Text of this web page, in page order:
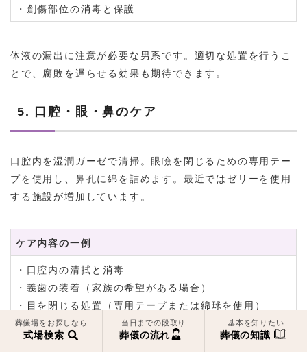
・創傷部位の消毒と保護
体液の漏出に注意が必要な男系です。適切な処置を行うこ
とで、腐敗を遅らせる効果も期待できます。
5. 口腔・眼・鼻のケア
口腔内を湿潤ガーゼで清掃。眼瞼を閉じるための専用テー
プを使用し、鼻孔に綿を詰めます。最近ではゼリーを使用
する施設が増加しています。
ケア内容の一例
・口腔内の清拭と消毒
・義歯の装着（家族の希望がある場合）
・目を閉じる処置（専用テープまたは綿球を使用）
・鼻腔へのケア（綿球またはゼリーを使用
葬儀場をお探しなら
式場検索
当日までの段取り
葬儀の流れ
基本を知りたい
葬儀の知識